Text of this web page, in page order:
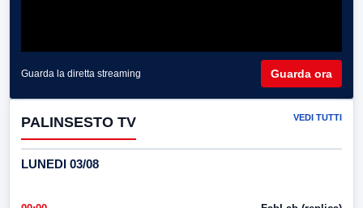
Guarda la diretta streaming Guarda ora
PALINSESTO TV VEDI TUTTI
LUNEDI 03/08